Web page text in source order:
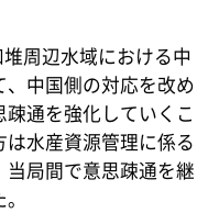
周辺水域における中
中国側の対応を改め
通を強化していくこ
水産資源管理に係る
局間で意思疎通を継